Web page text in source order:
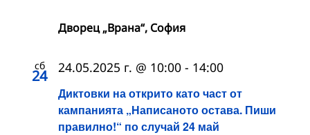
Дворец „Врана“, София
сб
24
Диктовки на открито като част от
кампанията „Написаното остава. Пиши
правилно!“ по случай 24 май
24.05.2025 г. @ 10:00 - 14:00